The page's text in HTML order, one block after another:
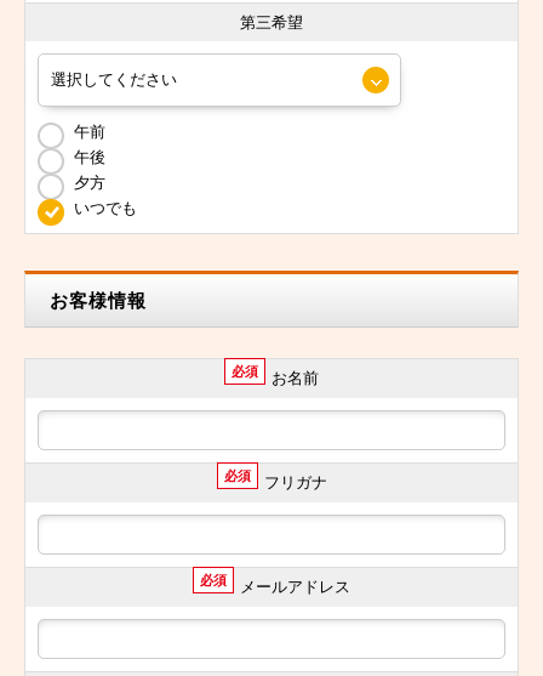
第三希望
午前
午後
夕方
いつでも
お客様情報
必須 お名前
必須 フリガナ
必須 メールアドレス